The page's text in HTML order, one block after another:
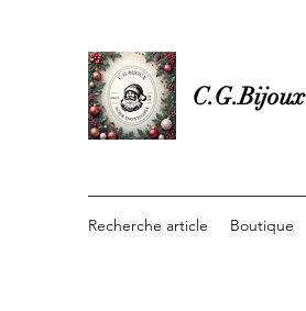
C.G.Bijoux
Recherche article Boutique